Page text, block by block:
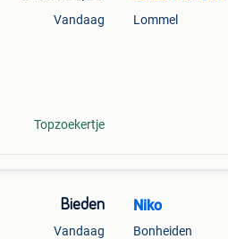
Vandaag
Topzoekertje
Lommel
Bieden
Vandaag
Niko
Bonheiden